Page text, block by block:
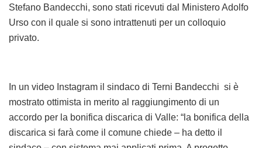
Stefano Bandecchi, sono stati ricevuti dal Ministero Adolfo
Urso con il quale si sono intrattenuti per un colloquio
privato.
In un video Instagram il sindaco di Terni Bandecchi si è
mostrato ottimista in merito al raggiungimento di un
accordo per la bonifica discarica di Valle: “la bonifica della
discarica si farà come il comune chiede – ha detto il